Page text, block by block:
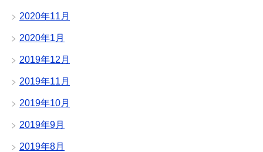
2020年11月
2020年1月
2019年12月
2019年11月
2019年10月
2019年9月
2019年8月